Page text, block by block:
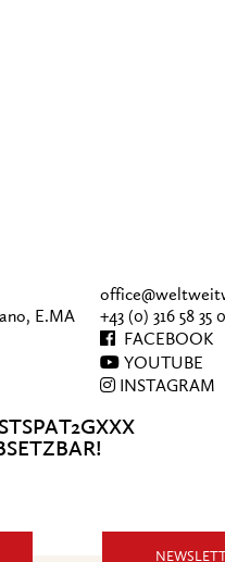
E.MA
+43 (0) 316 58 35
FACEBOOK
YOUTUBE
INSTAGRAM